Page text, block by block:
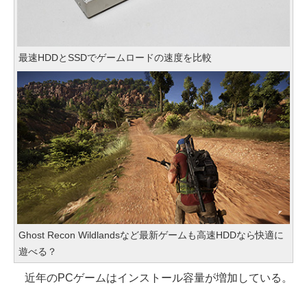
最速HDDとSSDでゲームロードの速度を比較
Ghost Recon Wildlandsなど最新ゲームも高速HDDなら快適に
遊べる？
近年のPCゲームはインストール容量が増加している。